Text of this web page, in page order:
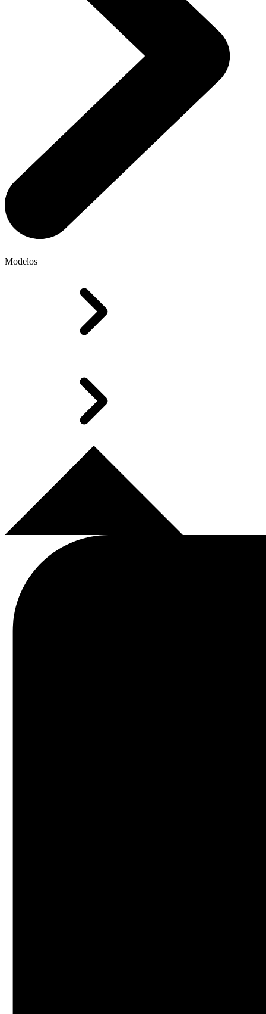
Modelos